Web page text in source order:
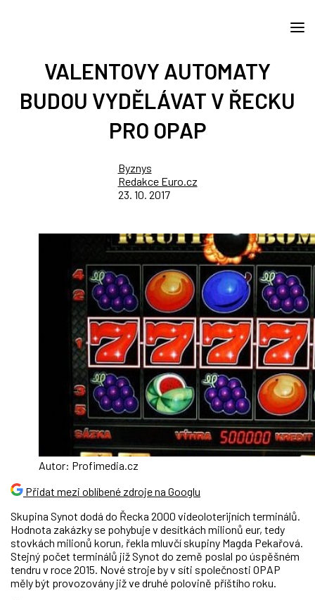
VALENTOVY AUTOMATY
BUDOU VYDĚLÁVAT V ŘECKU
PRO OPAP
Byznys
Redakce Euro.cz
23. 10. 2017
Autor: Profimedia.cz
Přidat mezi oblíbené zdroje na Googlu
Skupina Synot dodá do Řecka 2000 videoloterijních terminálů.
Hodnota zakázky se pohybuje v desítkách milionů eur, tedy
stovkách milionů korun, řekla mluvčí skupiny Magda Pekařová.
Stejný počet terminálů již Synot do země poslal po úspěšném
tendru v roce 2015. Nové stroje by v síti společnosti OPAP
měly být provozovány již ve druhé polovině příštího roku.